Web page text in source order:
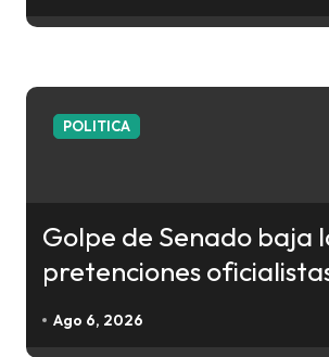
POLITICA
Golpe de Senado baja
pretenciones
Ago 6, 2026